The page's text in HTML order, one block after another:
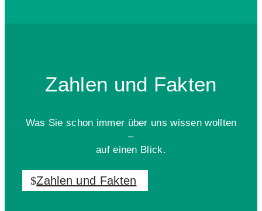
Zahlen und Fakten
Was Sie schon immer über uns wissen wollten
–
auf einen Blick.
Zahlen und Fakten